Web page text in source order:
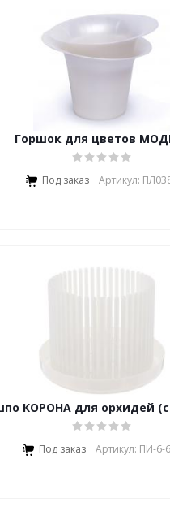
Горшок для цветов
Под заказ Артикул:
КОРОНА для орхидей
Под заказ Артикул: ПИ-6-